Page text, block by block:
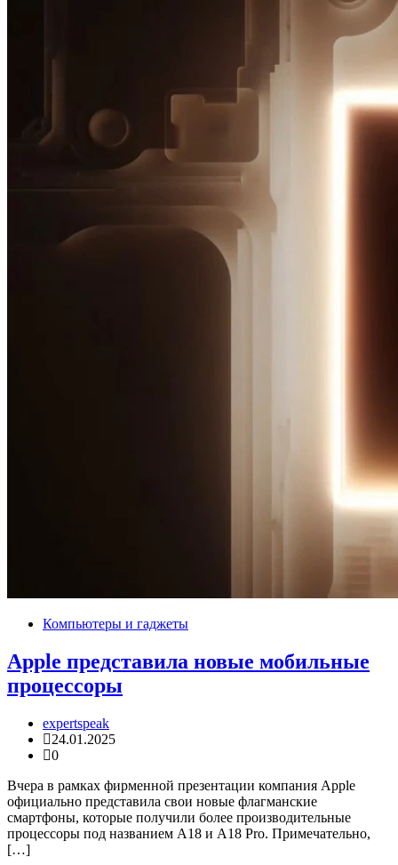
Компьютеры и гаджеты
Apple представила новые мобильные
процессоры
expertspeak
24.01.2025
0
Вчера в рамках фирменной презентации компания Apple
официально представила свои новые флагманские
смартфоны, которые получили более производительные
процессоры под названием A18 и A18 Pro. Примечательно,
[…]